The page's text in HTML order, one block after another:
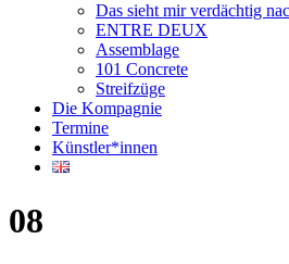
Das sieht mir verdächtig
ENTRE DEUX
Assemblage
101 Concrete
Streifzüge
Die Kompagnie
Termine
Künstler*innen
08